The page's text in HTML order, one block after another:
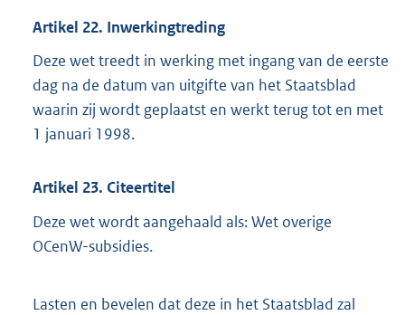
Artikel 22. Inwerkingtreding
Deze wet treedt in werking met ingang van de eerste
dag na de datum van uitgifte van het Staatsblad
waarin zij wordt geplaatst en werkt terug tot en met
1 januari 1998.
Artikel 23. Citeertitel
Deze wet wordt aangehaald als: Wet overige
OCenW-subsidies.
Lasten en bevelen dat deze in het Staatsblad zal